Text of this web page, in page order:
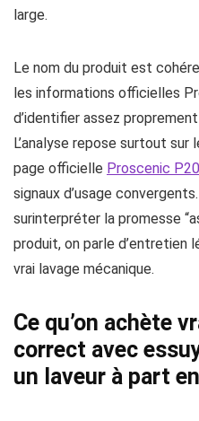
large.
Le nom du produit est
les informations officielles
d’identifier assez
L’analyse repose surtout
page officielle Proscenic
signaux d’usage
surinterpréter la promesse
produit, on parle d’entretien
vrai lavage mécanique.
Ce qu’on achète
correct avec
un laveur à part